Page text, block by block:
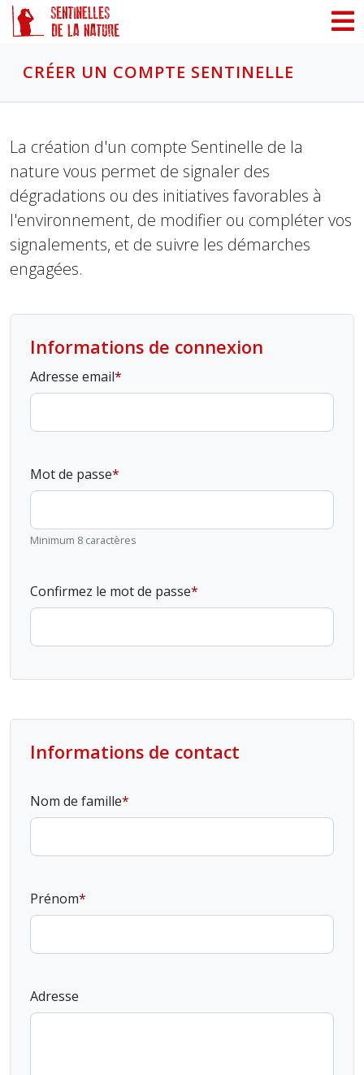
CRÉER UN COMPTE SENTINELLE
La création d'un compte Sentinelle de la
nature vous permet de signaler des
dégradations ou des initiatives favorables à
l'environnement, de modifier ou compléter vos
signalements, et de suivre les démarches
engagées.
Informations de connexion
Adresse email
Mot de passe
Minimum 8 caractères
Confirmez le mot de passe
Informations de contact
Nom de famille
Prénom
Adresse
Panneau de gestion des cookies